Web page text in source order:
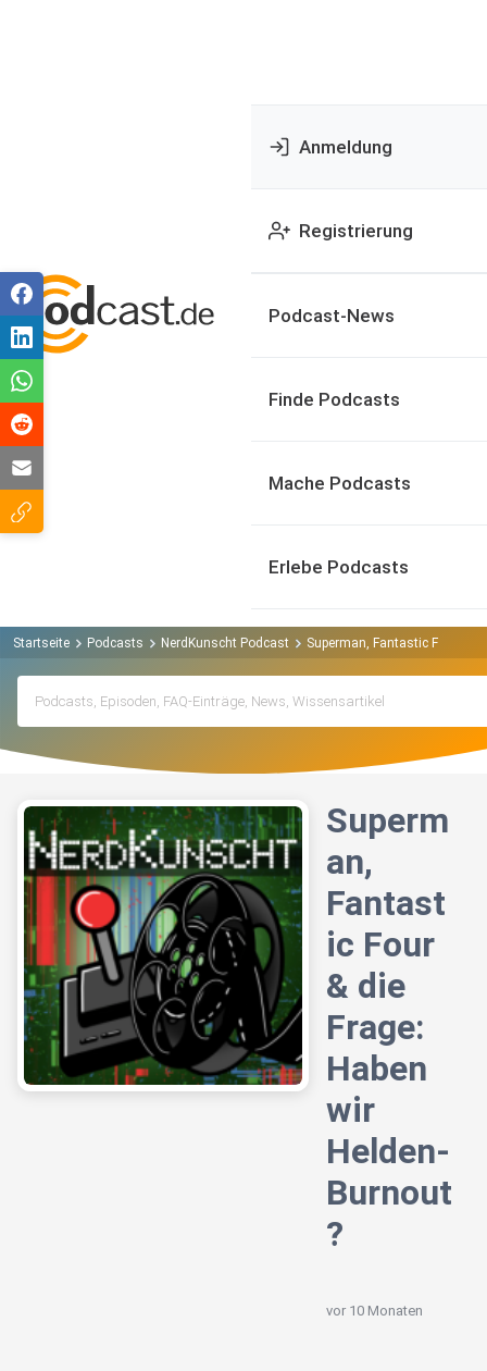
Anmeldung
Registrierung
Podcast-News
Finde Podcasts
Mache Podcasts
Erlebe Podcasts
Startseite Podcasts NerdKunscht Podcast Superman, Fantastic Four &
Superm
an,
Fantast
ic Four
& die
Frage:
Haben
wir
Helden-
Burnout
?
vor 10 Monaten